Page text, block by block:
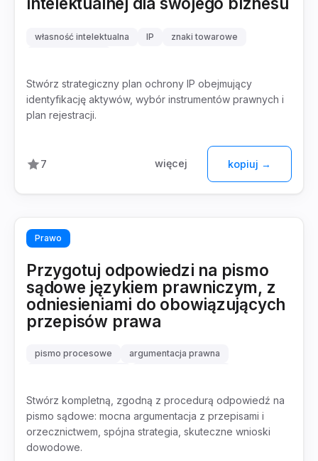
własność intelektualna IP
znaki towarowe
Stwórz strategiczny plan ochrony IP obejmujący
identyfikację aktywów, wybór instrumentów prawnych i
plan rejestracji.
7 więcej kopiuj →
Prawo
Przygotuj odpowiedzi na pismo
sądowe językiem prawniczym, z
odniesieniami do obowiązujących
przepisów prawa
pismo procesowe
argumentacja prawna
Stwórz kompletną, zgodną z procedurą odpowiedź na
pismo sądowe: mocna argumentacja z przepisami i
orzecznictwem, spójna strategia, skuteczne wnioski
dowodowe.